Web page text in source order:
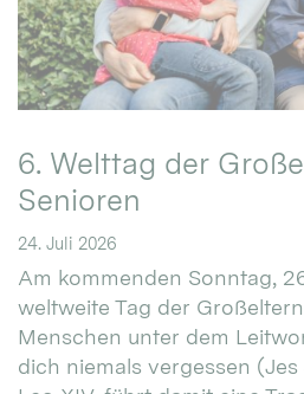
6. Welttag der
Senioren
24. Juli 2026
Am kommenden Sonntag,
weltweite Tag der
Menschen unter dem
dich niemals vergessen (Jes